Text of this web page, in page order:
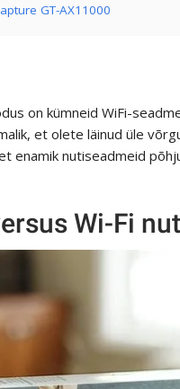
GT-AX11000
on kümneid WiFi-
et olete läinud üle
enamik nutiseadmeid
Wi-Fi